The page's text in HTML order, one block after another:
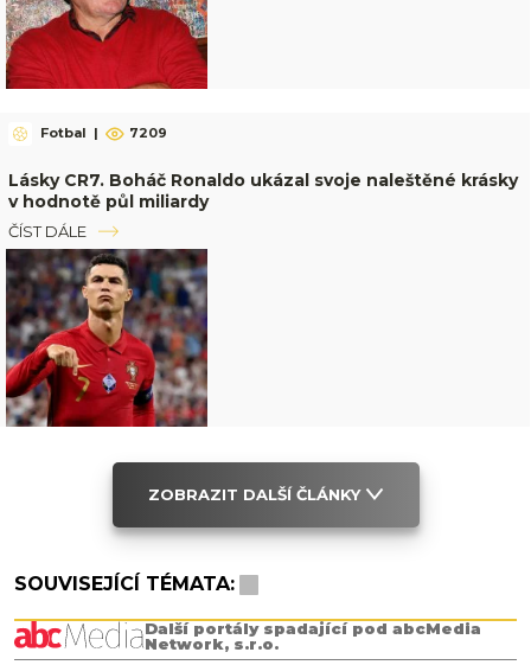
Fotbal | 7209
Lásky CR7. Boháč Ronaldo ukázal svoje naleštěné krásky
v hodnotě půl miliardy
ČÍST DÁLE
ZOBRAZIT DALŠÍ ČLÁNKY
SOUVISEJÍCÍ TÉMATA:
Další portály spadající pod abcMedia
Network, s.r.o.